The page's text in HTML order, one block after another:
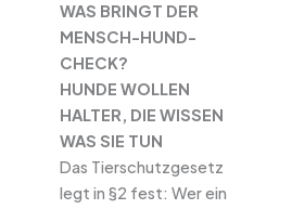
WAS BRINGT DER
MENSCH-HUND-
CHECK?
HUNDE WOLLEN
HALTER, DIE WISSEN
WAS SIE TUN
Das Tierschutzgesetz
legt in §2 fest: Wer ein